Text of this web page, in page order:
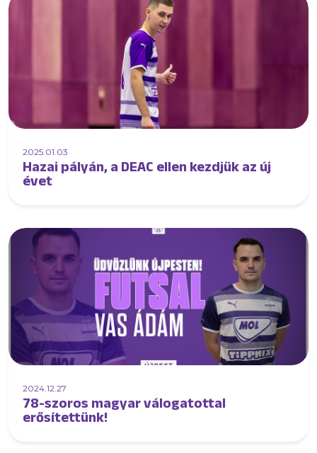
2025.01.03
Hazai pályán, a DEAC ellen kezdjük az új
évet
2024.12.27
78-szoros magyar válogatottal
erősítettünk!